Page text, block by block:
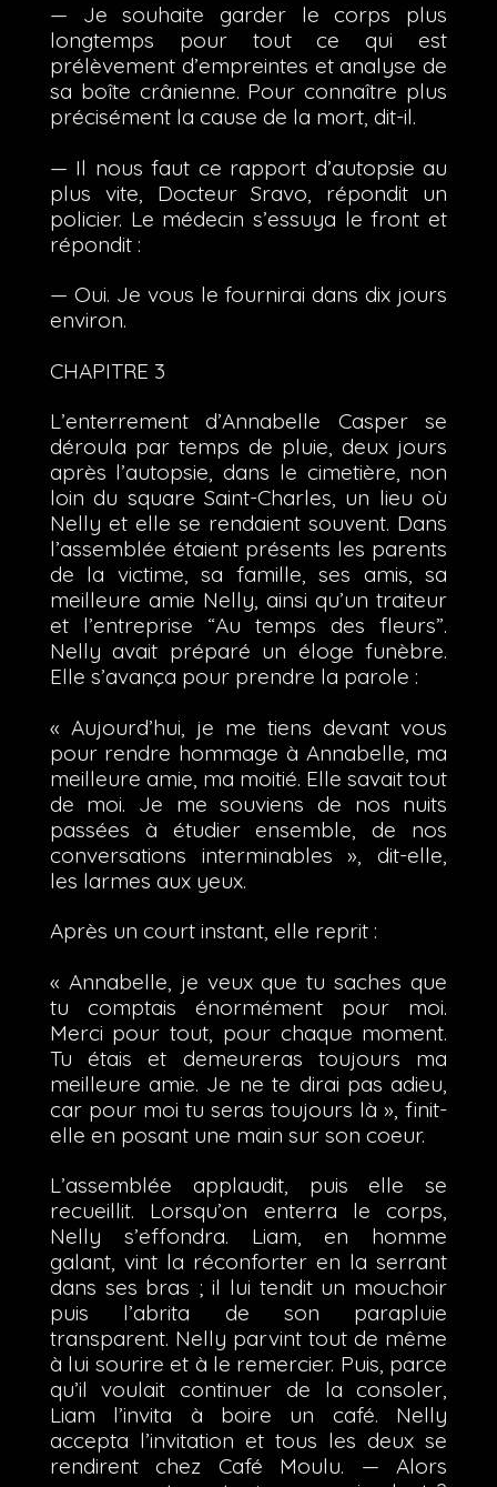
— Je souhaite garder le corps plus
longtemps pour tout ce qui est
prélèvement d’empreintes et analyse de
sa boîte crânienne. Pour connaître plus
précisément la cause de la mort, dit-il.
— Il nous faut ce rapport d’autopsie au
plus vite, Docteur Sravo, répondit un
policier. Le médecin s’essuya le front et
répondit :
— Oui. Je vous le fournirai dans dix jours
environ.
CHAPITRE 3
L’enterrement d’Annabelle Casper se
déroula par temps de pluie, deux jours
après l’autopsie, dans le cimetière, non
loin du square Saint-Charles, un lieu où
Nelly et elle se rendaient souvent. Dans
l’assemblée étaient présents les parents
de la victime, sa famille, ses amis, sa
meilleure amie Nelly, ainsi qu’un traiteur
et l’entreprise “Au temps des fleurs”.
Nelly avait préparé un éloge funèbre.
Elle s’avança pour prendre la parole :
« Aujourd’hui, je me tiens devant vous
pour rendre hommage à Annabelle, ma
meilleure amie, ma moitié. Elle savait tout
de moi. Je me souviens de nos nuits
passées à étudier ensemble, de nos
conversations interminables », dit-elle,
les larmes aux yeux.
Après un court instant, elle reprit :
« Annabelle, je veux que tu saches que
tu comptais énormément pour moi.
Merci pour tout, pour chaque moment.
Tu étais et demeureras toujours ma
meilleure amie. Je ne te dirai pas adieu,
car pour moi tu seras toujours là », finit-
elle en posant une main sur son coeur.
L’assemblée applaudit, puis elle se
recueillit. Lorsqu’on enterra le corps,
Nelly s’effondra. Liam, en homme
galant, vint la réconforter en la serrant
dans ses bras ; il lui tendit un mouchoir
puis l’abrita de son parapluie
transparent. Nelly parvint tout de même
à lui sourire et à le remercier. Puis, parce
qu’il voulait continuer de la consoler,
Liam l’invita à boire un café. Nelly
accepta l’invitation et tous les deux se
rendirent chez Café Moulu. — Alors